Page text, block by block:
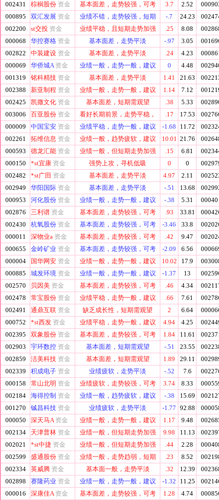
002431
棕榈股份 资金 基本面差，走势较强，可考 3.7 2.52
000895
双汇发展 资金 业绩不错，走势较强，短期 -.7 24.23
002200
st交投 资金 业绩平稳，且短期走势加强 .25 8.08
000068
华控赛格 资金 基本面差，走势平淡 -.97 3.05
002822
中装建设 资金 基本面差，走势平淡 .24 4.23
000069
华侨城A 资金 业绩一般，走势一般，建议 0 4.48
001319
铭科精技 资金 基本面差，走势平淡 1.41 21.63
002388
新亚制程 资金 业绩一般，走势一般，建议 1.14 7.12
002425
凯撒文化 资金 基本面差，短期需观望 .38 5.33
003006
百亚股份 资金 看好长期前景，走势平稳， .17 17.53
000009
中国宝安 资金 业绩平稳，走势一般，建议 -1.68 11.72
002261
拓维信息 资金 业绩一般，趋势疲软，建议 10.01 21.76
000593
德龙汇能 资金 业绩一般，但短期走势加强 .15 6.81
000150
*st宜康 资金 强势上攻，寻机低吸 0 0
002482
*st广田 资金 基本面差，走势平淡 4.97 2.11
002949
华阳国际 资金 基本面差，走势平淡 -.51 13.68
000953
河化股份 资金 业绩一般，走势一般，建议 -.38 5.31
002876
三利谱 资金 基本面差，走势较强，可考 .93 33.81
002430
杭氧股份 资金 基本面差，走势较强，可考 -3.46 33.8
000011
深物业a 资金 基本面差，走势较强，可考 .42 9.47
000655
金岭矿业 资金 基本面差，走势较强，可考 -2.09 6.56
000004
国华网安 资金 业绩一般，走势一般，建议 10.02 17.9
000885
城发环境 资金 业绩一般，走势一般，建议 -1.37 13
002570
贝因美 资金 基本面差，走势较强，可考 .46 4.34
002478
常宝股份 资金 业绩平稳，走势一般，建议 .66 7.61
002491
通鼎互联 资金 缺乏成长性，短期需观望 2 6.64
000752
*st西发 资金 业绩平稳，走势一般，建议 4.94 4.25
002395
双象股份 资金 基本面差，走势较强，可考 1.84 11.61
002903
宇环数控 资金 基本面差，短期需观望 -.51 23.55
002859
洁美科技 资金 基本面差，短期需观望 1.89 29.11
002339
积成电子 资金 业绩疲软，走势平淡 -.52 7.6
000158
常山北明 资金 业绩疲软，走势较强，可考 3.74 8.33
002184
海得控制 资金 业绩一般，趋势疲软，建议 -.38 15.69
001270
铖昌科技 资金 业绩疲软，走势平淡 -1.77 92.88
000050
深天马A 资金 业绩一般，走势一般，建议 1.17 9.48
002134
天津普林 资金 业绩一般，但短期走势加强 9.98 11.13
002021
*st中捷 资金 业绩一般，但短期走势加强 .44 2.28
002599
盛通股份 资金 业绩一般，走势趋弱，短期 .23 8.52
002334
英威腾 资金 基本面一般，走势平淡 .32 12.39
002898
赛隆药业 资金 业绩一般，走势一般，建议 -1.32 11.25
000016
深康佳A 资金 基本面差，走势较强，可考 1.28 4.74